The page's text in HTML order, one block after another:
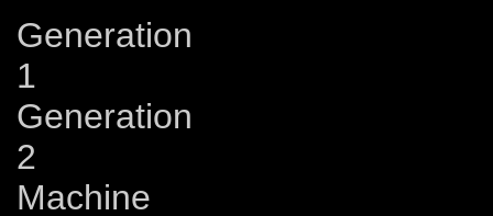
Generation
1
Generation
2
Machine